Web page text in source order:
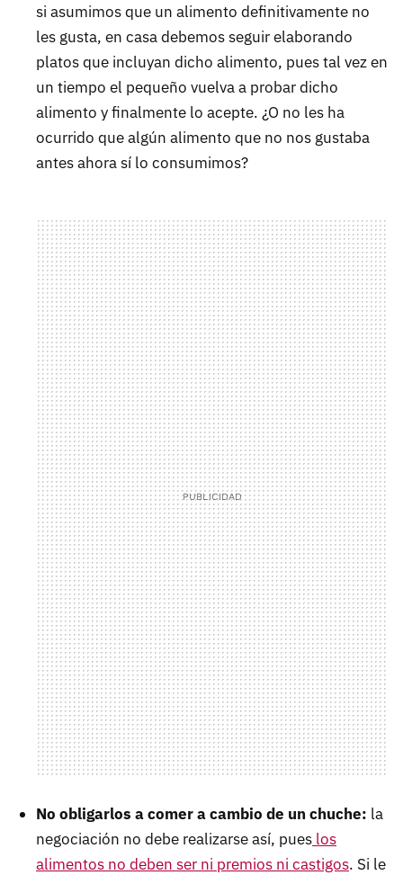
si asumimos que un alimento definitivamente no
les gusta, en casa debemos seguir elaborando
platos que incluyan dicho alimento, pues tal vez en
un tiempo el pequeño vuelva a probar dicho
alimento y finalmente lo acepte. ¿O no les ha
ocurrido que algún alimento que no nos gustaba
antes ahora sí lo consumimos?
No obligarlos a comer a cambio de un chuche: la
negociación no debe realizarse así, pues los
alimentos no deben ser ni premios ni castigos. Si le